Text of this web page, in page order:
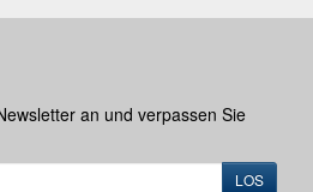
an und verpassen Sie
LOS